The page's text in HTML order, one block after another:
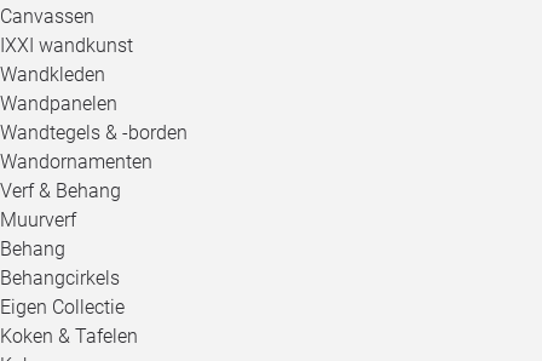
Canvassen
IXXI wandkunst
Wandkleden
Wandpanelen
Wandtegels & -borden
Wandornamenten
Verf & Behang
Muurverf
Behang
Behangcirkels
Eigen Collectie
Koken & Tafelen